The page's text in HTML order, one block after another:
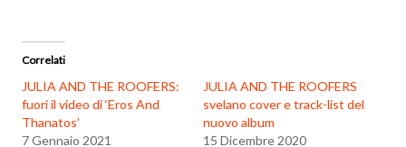
Correlati
JULIA AND THE ROOFERS:
fuori il video di ‘Eros And
Thanatos’
7 Gennaio 2021
JULIA AND THE ROOFERS
svelano cover e track-list del
nuovo album
15 Dicembre 2020